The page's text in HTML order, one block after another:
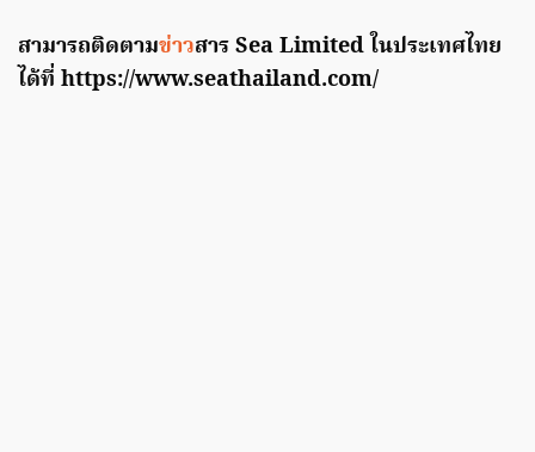
สามารถติดตามข่าวสาร Sea Limited ในประเทศไทย
ได้ที่ https://www.seathailand.com/